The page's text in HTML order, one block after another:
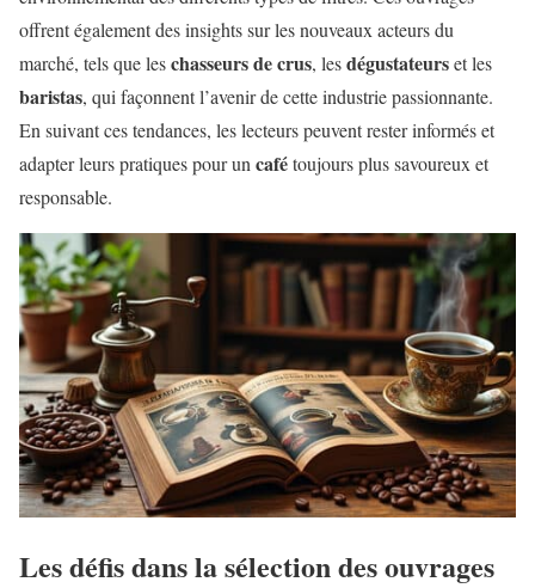
offrent également des insights sur les nouveaux acteurs du
marché, tels que leschasseurs de crus, lesdégustateurset les
baristas, qui façonnent l’avenir de cette industrie passionnante.
En suivant ces tendances, les lecteurs peuvent rester informés et
adapter leurs pratiques pour uncafétoujours plus savoureux et
responsable.
Les défis dans la sélection des ouvrages